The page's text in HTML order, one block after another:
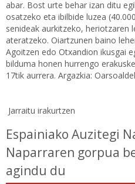
abar. Bost urte behar izan ditu
osatzeko eta ibilbide luzea
senideak aurkitzeko, heriotzaren
ateratzeko. Oiartzunen baino
Agoitzen edo Otxandion ikusgai
bilduma honen hurrengo
17tik aurrera. Argazkia:
Jarraitu irakurtzen
Espainiako Auzitegi
Naparraren gorpua
agindu du